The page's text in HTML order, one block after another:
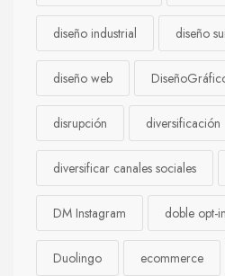
diseño industrial diseño
diseño web
disrupción diversificación
diversificar canales sociales
DM Instagram doble opt-in
Duolingo ecommerce